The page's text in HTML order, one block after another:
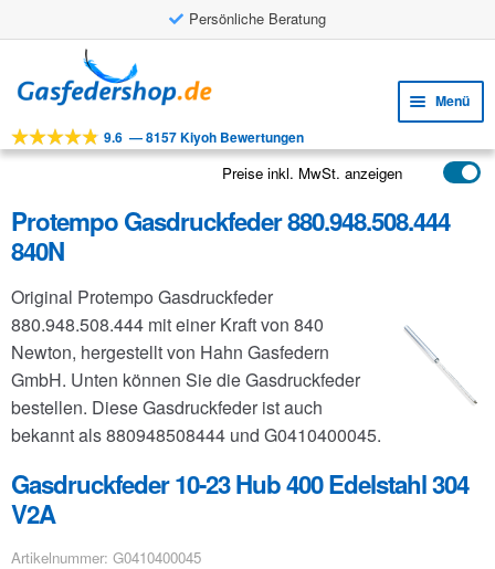
Persönliche Beratung
Navigation
springen
Inhalt
springen
Menü
Werkzeuge
Anwendungen
FAQ
9.6 —8157 Kiyoh Bewertungen
Preise inkl. MwSt. anzeigen
Protempo Gasdruckfeder 880.948.508.444
840N
Original Protempo Gasdruckfeder
880.948.508.444 mit einer Kraft von 840
Newton, hergestellt von Hahn Gasfedern
GmbH. Unten können Sie die Gasdruckfeder
bestellen. Diese Gasdruckfeder ist auch
bekannt als 880948508444 und G0410400045.
Gasdruckfeder 10-23 Hub 400 Edelstahl 304
V2A
Artikelnummer: G0410400045